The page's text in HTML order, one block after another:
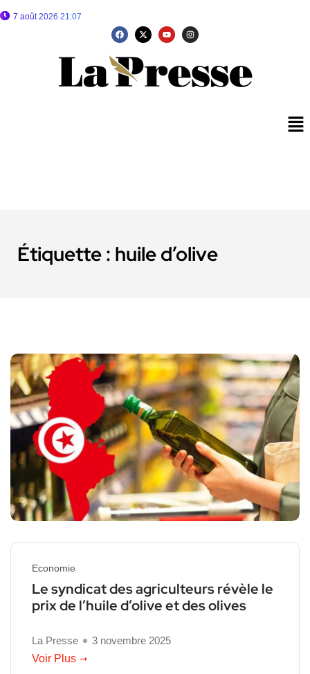
7 août 2026 21:07
Étiquette : huile d’olive
Economie
Le syndicat des agriculteurs révèle le
prix de l’huile d’olive et des olives
La Presse
3 novembre 2025
Voir Plus